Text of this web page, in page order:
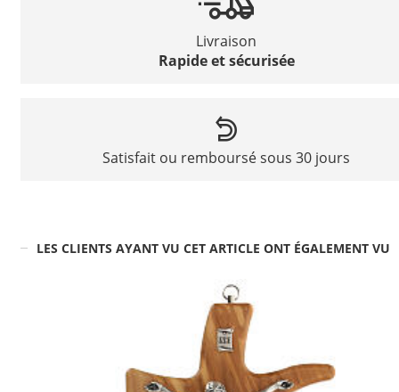
Livraison
Rapide et sécurisée
Satisfait ou remboursé sous 30 jours
LES CLIENTS AYANT VU CET ARTICLE ONT ÉGALEMENT VU